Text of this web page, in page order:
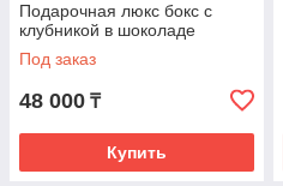
Подарочная люкс бокс с
клубникой в шоколаде
Под заказ
48 000 ₸
Купить